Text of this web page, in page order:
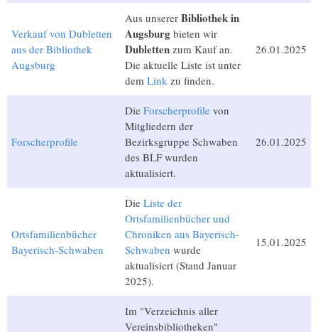
Verkauf von Dubletten
aus der Bibliothek
Augsburg
Aus unserer Bibliothek in
Augsburg bieten wir
Dubletten zum Kauf an.
Die aktuelle Liste ist unter
dem Link zu finden.
26.01.2025
Forscherprofile
Die Forscherprofile von
Mitgliedern der
Bezirksgruppe Schwaben
des BLF wurden
aktualisiert.
26.01.2025
Ortsfamilienbücher
Bayerisch-Schwaben
Die Liste der
Ortsfamilienbücher und
Chroniken aus Bayerisch-
Schwaben wurde
aktualisiert (Stand Januar
2025).
15.01.2025
Im "Verzeichnis aller
Vereinsbibliotheken"